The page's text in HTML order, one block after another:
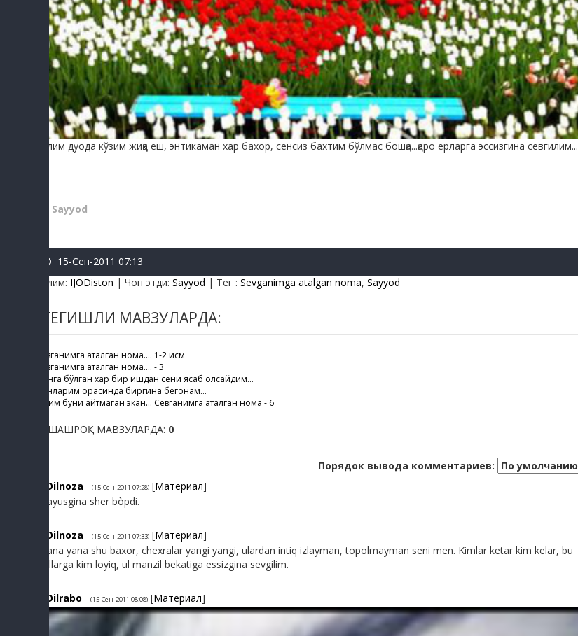
Қўлим дуода кўзим жиққа ёш, энтикаман хар бахор, сенсиз бахтим бўлмас бошқа...қаро ерларга эссизгина севгилим...
(c) Sayyod
15-Сен-2011 07:13
Бўлим: IJODiston | Чоп этди: Sayyod | Тег : Sevganimga atalgan noma, Sayyod
ТЕГИШЛИ МАВЗУЛАРДА:
Севганимга аталган нома.... 1-2 қисм
Севганимга аталган нома.... - 3
Менга бўлган хар бир ишқдан сени ясаб олсайдим...
Яқинларим орасинда биргина бегонам...
Ойим буни айтмаган экан... Севганимга аталган нома - 6
ЎХШАШРОҚ МАВЗУЛАРДА: 0
Порядок вывода комментариев:
Dilnoza (15-Сен-2011 07:28) [Материал]
Mayusgina sher bòpdi.
Dilnoza (15-Сен-2011 07:33) [Материал]
Mana yana shu baxor, chexralar yangi yangi, ulardan intiq izlayman, topolmayman seni men. Kimlar ketar kim kelar, bu
yòllarga kim loyiq, ul manzil bekatiga essizgina sevgilim.
Dilrabo (15-Сен-2011 08:08) [Материал]